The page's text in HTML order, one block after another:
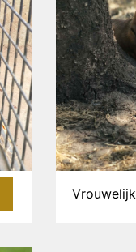
Vrouwelijk